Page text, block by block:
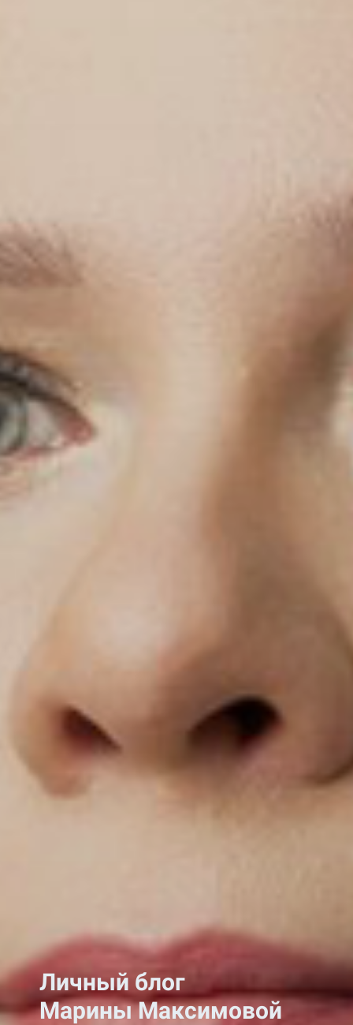
Личный блог
Марины Максимовой